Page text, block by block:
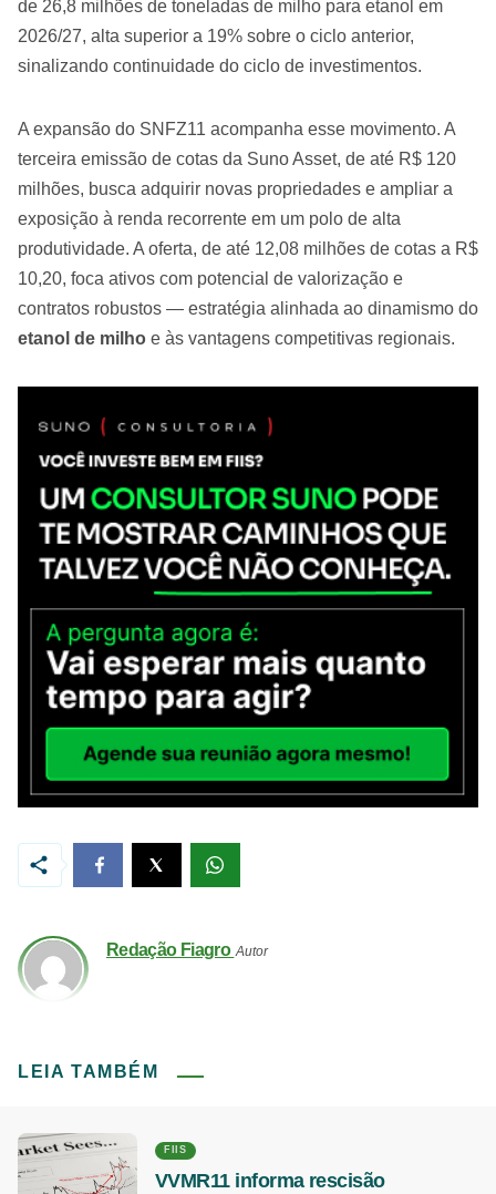
de 26,8 milhões de toneladas de milho para etanol em
2026/27, alta superior a 19% sobre o ciclo anterior,
sinalizando continuidade do ciclo de investimentos.
A expansão do SNFZ11 acompanha esse movimento. A
terceira emissão de cotas da Suno Asset, de até R$ 120
milhões, busca adquirir novas propriedades e ampliar a
exposição à renda recorrente em um polo de alta
produtividade. A oferta, de até 12,08 milhões de cotas a R$
10,20, foca ativos com potencial de valorização e
contratos robustos — estratégia alinhada ao dinamismo do
etanol de milho e às vantagens competitivas regionais.
Redação Fiagro Autor
LEIA TAMBÉM
FIIS
VVMR11 informa rescisão